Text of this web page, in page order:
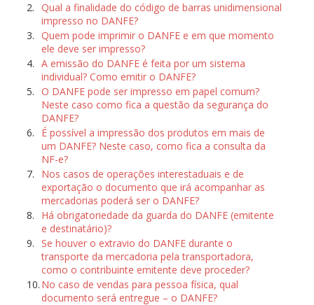
2. Qual a finalidade do código de barras unidimensional
impresso no DANFE?
3. Quem pode imprimir o DANFE e em que momento
ele deve ser impresso?
4. A emissão do DANFE é feita por um sistema
individual? Como emitir o DANFE?
5. O DANFE pode ser impresso em papel comum?
Neste caso como fica a questão da segurança do
DANFE?
6.
É possível a impressão dos produtos em mais de
um DANFE? Neste caso, como fica a consulta da
NF-e?
7.
Nos casos de operações interestaduais e de
exportação o documento que irá acompanhar as
mercadorias poderá ser o DANFE?
8.
Há obrigatoriedade da guarda do DANFE (emitente
e destinatário)?
9.
Se houver o extravio do DANFE durante o
transporte da mercadoria pela transportadora,
como o contribuinte emitente deve proceder?
10. No caso de vendas para pessoa física, qual
documento será entregue – o DANFE?